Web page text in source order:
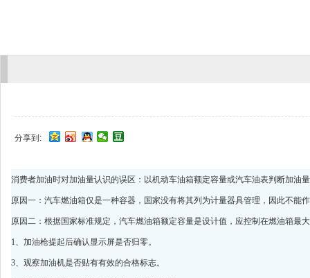
分享到:
消费者加油时对加油量认识的误区：以机动车油箱额定容量或汽车油表判断加油
原因一：汽车燃油箱仅是一种容器，国家没有将其列为计量器具管理，因此不能
原因二：根据国家标准规定，汽车燃油箱额定容量是设计值，应控制在燃油箱最
1、加油枪提起后确认显示屏是否归零。
3、观察加油机是否贴有有效的合格标志。